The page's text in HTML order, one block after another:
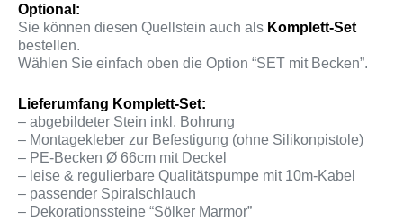
Optional:
Sie können diesen Quellstein auch als Komplett-Set
bestellen.
Wählen Sie einfach oben die Option “SET mit Becken”.
Lieferumfang Komplett-Set:
– abgebildeter Stein inkl. Bohrung
– Montagekleber zur Befestigung (ohne Silikonpistole)
– PE-Becken Ø 66cm mit Deckel
– leise & regulierbare Qualitätspumpe mit 10m-Kabel
– passender Spiralschlauch
– Dekorationssteine “Sölker Marmor”